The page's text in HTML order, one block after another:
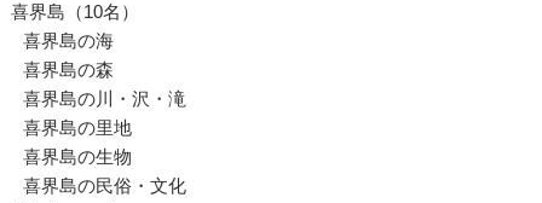
喜界島（10名）
喜界島の海
喜界島の森
喜界島の川・沢・滝
喜界島の里地
喜界島の生物
喜界島の民俗・文化